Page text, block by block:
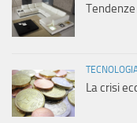
La crisi